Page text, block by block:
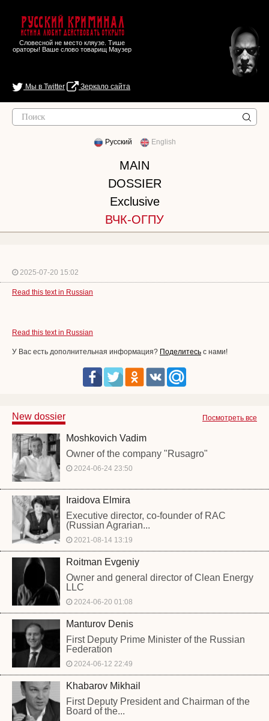
Русский Криминал
Истина любит действовать открыто
Словесной не место кляузе. Тише
ораторы! Ваше слово товарищ Маузер
Мы в Twitter Зеркало сайта
Русский English
MAIN
DOSSIER
Exclusive
ВЧК-ОГПУ
2025-07-20 15:02
Read this text in Russian
Read this text in Russian
У Вас есть дополнительная информация? Поделитесь с нами!
Посмотреть все
New dossier
Moshkovich Vadim
Owner of the company "Rusagro"
2024-06-24 23:50
Iraidova Elmira
Executive director, co-founder of RAC
(Russian Agrarian...
2021-08-14 13:19
Roitman Evgeniy
Owner and general director of Clean Energy
LLC
2024-06-20 01:08
Manturov Denis
First Deputy Prime Minister of the Russian
Federation
2024-06-12 22:49
Khabarov Mikhail
First Deputy President and Chairman of the
Board of the...